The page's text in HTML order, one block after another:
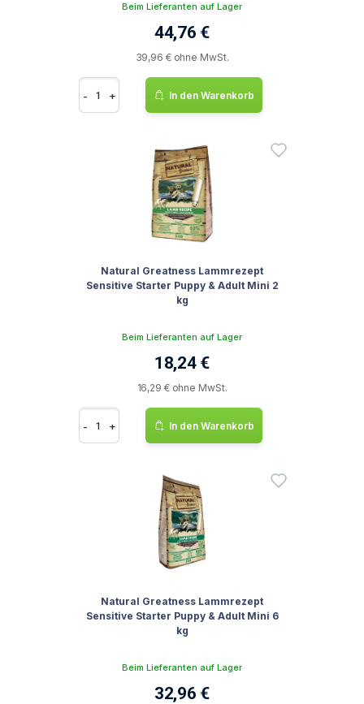
Beim Lieferanten auf Lager
44,76 €
39,96 € ohne MwSt.
- + In den Warenkorb
Natural Greatness Lammrezept
Sensitive Starter Puppy & Adult Mini 2
kg
Beim Lieferanten auf Lager
18,24 €
16,29 € ohne MwSt.
- + In den Warenkorb
Natural Greatness Lammrezept
Sensitive Starter Puppy & Adult Mini 6
kg
Beim Lieferanten auf Lager
32,96 €